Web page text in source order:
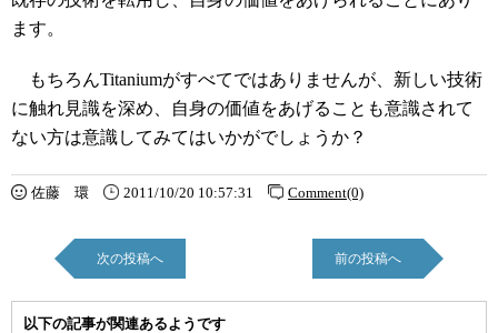
ます。
もちろんTitaniumがすべてではありませんが、新しい技術
に触れ見識を深め、自身の価値をあげることも意識されて
ない方は意識してみてはいかがでしょうか？
佐藤 環 2011/10/20 10:57:31 Comment(0)
次の投稿へ 前の投稿へ
以下の記事が関連あるようです